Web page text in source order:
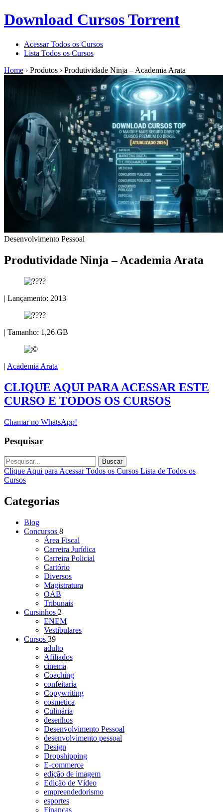
Download Cursos Torrent
Acessar Todos os Cursos
Lista Todos os Cursos
Home › Produtos › Produtividade Ninja – Academia Arata
Desenvolvimento Pessoal
Produtividade Ninja – Academia Arata
| Lançamento: 2013
| Tamanho: 1,26 GB
| Academia Arata
CLIQUE AQUI PARA ACESSAR ESTE
CURSO E TODOS OS CURSOS
Chamar no WhatsApp!
Pesquisar
Buscar
Clique Aqui para Acessar Todos os Cursos Lista de Todos os
Cursos
Categorias
Blog
Concursos 8
Área Fiscal
Carreira Jurídica
Carreira Policial
Cartório
Diversos
Magistratura
OAB
Tribunais
Cursinhos 2
ENEM
Vestibulares
Cursos 39
adulto
Afiliados
cinema
Coaching
confeitaria
Copywriting
cosmetica
Culinária
desenhos
Desenvolvimento Pessoal
desenvolvimento pessoal
Design
Dropshipping
E-commerce
edição de imagem
Edição de Vídeo
empreendedorismo
esportes
Finanças